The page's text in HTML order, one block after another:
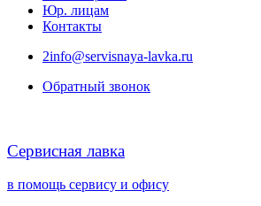
Юр. лицам
Контакты
2info@servisnaya-lavka.ru
Обратный звонок
Сервисная лавка
в помощь сервису и офису